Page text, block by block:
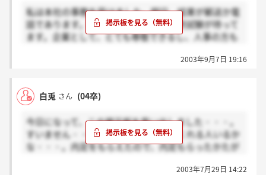
私は本社の事務を受けました。明日、結果が郵送か電
話であります。明日のに合格すれば最終試験が待って
ます。企業として、とても尊敬できるし、人事の方も
てます。私も内定できたら白兎さんと同期ですね☆そ
2003年9月7日 19:16
白兎 さん (04卒)
今日になって、この掲示板を思い出しました・・・。
すいません・・・。まだ、これを見てくれる人いるか
な・・・。内定をもらえたので、内定もらったかたが
2003年7月29日 14:22